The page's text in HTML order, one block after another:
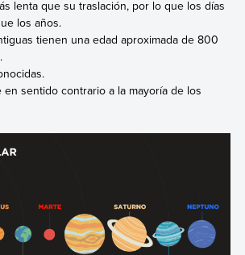
lenta que su traslación, por lo que los días
los años.
tienen una edad aproximada de 800
sentido contrario a la mayoría de los